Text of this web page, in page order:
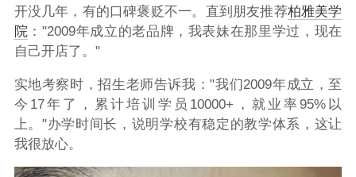
开没几年，有的口碑褒贬不一。直到朋友推荐柏雅美学
院 ："2009年成立的老品牌，我表妹在那里学过，现在
自己开店了。"
实地考察时，招生老师告诉我："我们2009年成立，至
今17年了，累计培训学员10000+，就业率95%以
上。"办学时间长，说明学校有稳定的教学体系，这让
我很放心。